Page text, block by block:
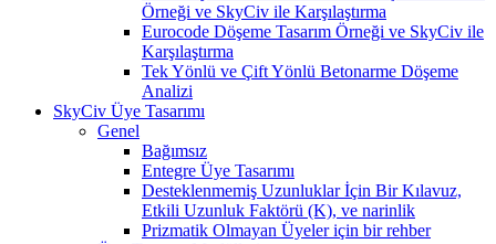
Örneği ve SkyCiv ile Karşılaştırma
Eurocode Döşeme Tasarım Örneği ve SkyCiv ile
Karşılaştırma
Tek Yönlü ve Çift Yönlü Betonarme Döşeme
Analizi
SkyCiv Üye Tasarımı
Genel
Bağımsız
Entegre Üye Tasarımı
Desteklenmemiş Uzunluklar İçin Bir Kılavuz,
Etkili Uzunluk Faktörü (K), ve narinlik
Prizmatik Olmayan Üyeler için bir rehber